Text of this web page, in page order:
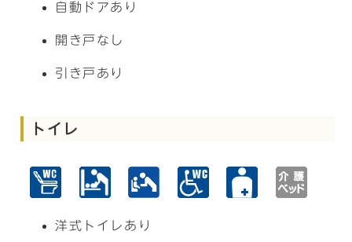
自動ドアあり
開き戸なし
引き戸あり
トイレ
洋式トイレあり